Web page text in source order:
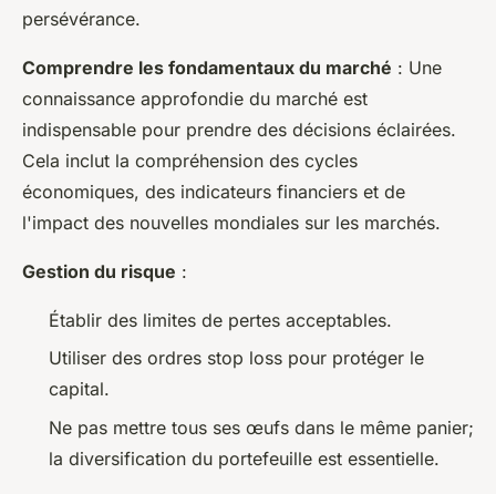
persévérance.
Comprendre les fondamentaux du marché : Une
connaissance approfondie du marché est
indispensable pour prendre des décisions éclairées.
Cela inclut la compréhension des cycles
économiques, des indicateurs financiers et de
l'impact des nouvelles mondiales sur les marchés.
Gestion du risque :
Établir des limites de pertes acceptables.
Utiliser des ordres stop loss pour protéger le
capital.
Ne pas mettre tous ses œufs dans le même panier;
la diversification du portefeuille est essentielle.